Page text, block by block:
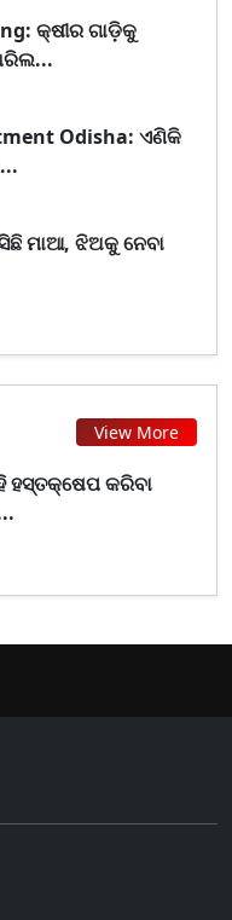
କ୍ଷୀର ଗାଡ଼ିକୁ
Odisha: ଏଣିକି
ମାଆ, ଝିଅକୁ ନେବା
View More
ହସ୍ତକ୍ଷେପ କରିବା